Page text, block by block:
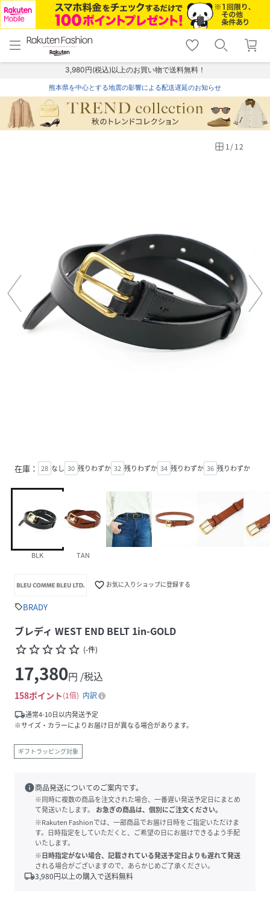
menu home
トップ
shopping_cart lock_outline
ログイン
3,980円(税込)以上のお買い物で送料無料！
熊本県を中心とする地震の影響による配送遅延のお知らせ
1/12
在庫： 28 なし 30 残りわずか 32 残りわずか 34 残りわずか 36 残りわずか
BLK TAN
favorite_border お気に入りショップに登録する
sellBRADY
ブレディ WEST END BELT 1in-GOLD
star_borderstar_borderstar_borderstar_borderstar_border (-件)
17,380円 /税込
158ポイント 1倍
内訳
local_shipping通常4-10日以内発送予定
※サイズ・カラーによりお届け日が異なる場合があります。
ギフトラッピング対象
info商品発送についてのご案内です。
※同時に複数の商品を注文された場合、一番遅い発送予定日にまとめ
て発送いたします。
お急ぎの商品は、個別にご注文ください。
※Rakuten Fashionでは、一部商品でお届け日時をご指定いただけま
す。日時指定をしていただくと、ご希望の日にお届けできるよう手配
いたします。
※日時指定がない場合、記載されている発送予定日よりも遅れて発送
される場合がございますので、あらかじめご了承ください。
local_shipping3,980円以上の購入で送料無料